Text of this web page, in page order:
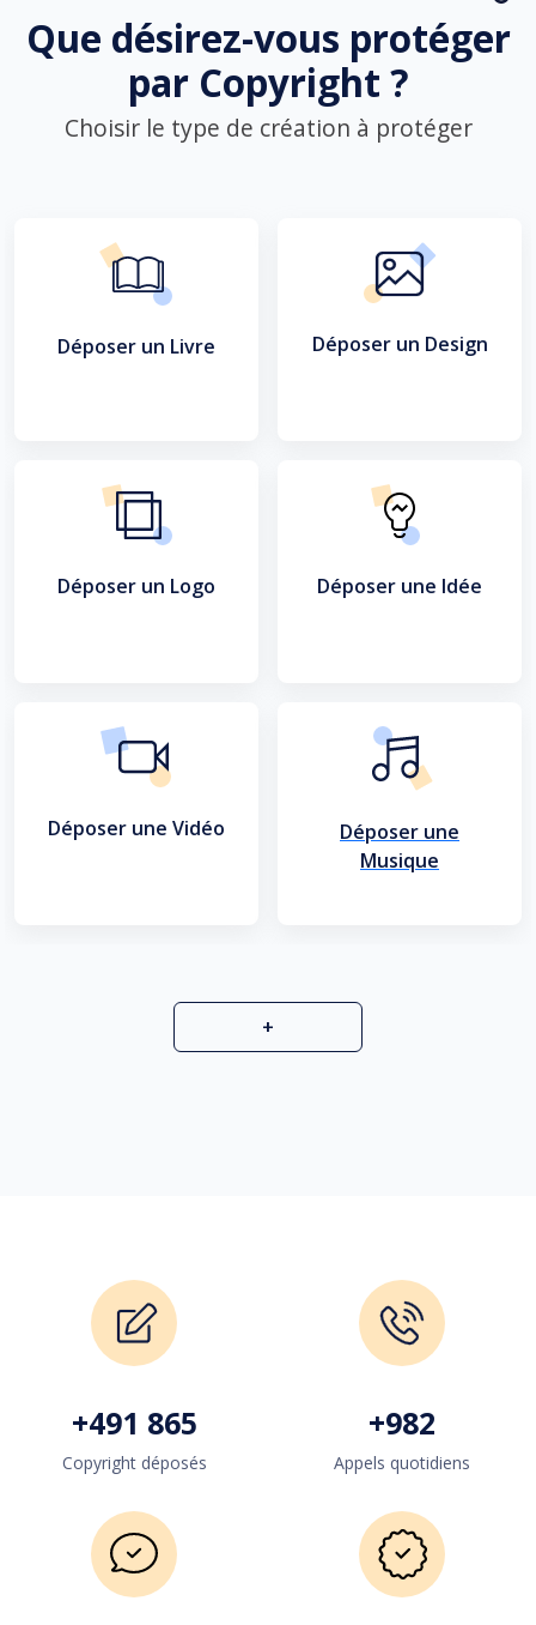
Que désirez-vous protéger
par Copyright ?
Choisir le type de création à protéger
Déposer un Livre Déposer un Design
Déposer un Logo Déposer une Idée
Déposer une Vidéo
Déposer une
Musique
+
+500 000
Copyright déposés
+1 000
Appels quotidiens